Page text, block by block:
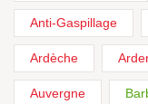
Anti-Gaspillage
Ardèche
Auvergne